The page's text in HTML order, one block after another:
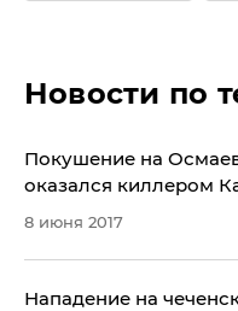
Новости по
Покушение на
оказался киллером
8 июня 2017
Нападение на